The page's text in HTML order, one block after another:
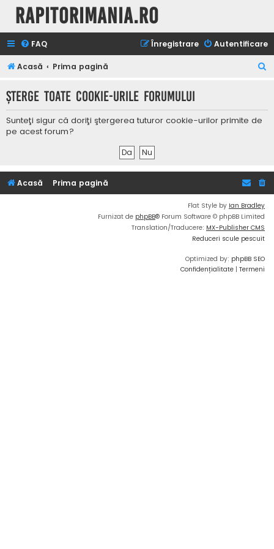
Rapitorimania.ro
FAQ Autentificare
Înregistrare
Acasă Prima pagină
t
Şterge toate cookie-urile forumului
Sunteţi sigur că doriţi ştergerea tuturor cookie-urilor primite de
pe acest forum?
Acasă Prima pagină
Flat Style by Ian Bradley
Furnizat de phpBB® Forum Software © phpBB Limited
Translation/Traducere: MX-Publisher CMS
Reduceri scule pescuit
Optimized by: phpBB SEO
Confidențialitate | Termeni